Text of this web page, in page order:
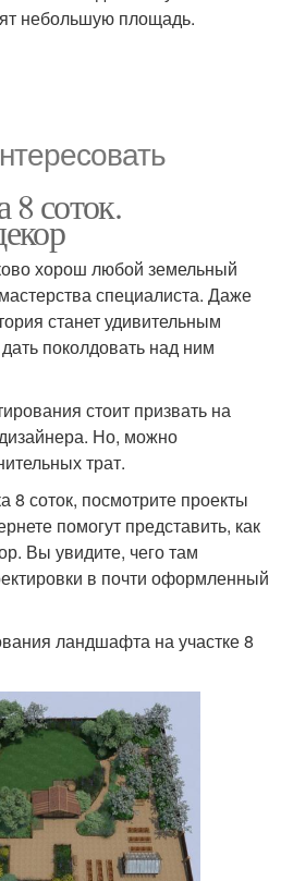
небольшую площадь.
8 соток.
хорош любой земельный
специалиста. Даже
станет удивительным
поколдовать над ним
стоит призвать на
Но, можно
трат.
8 соток, посмотрите проекты
помогут представить, как
Вы увидите, чего там
в почти оформленный
ландшафта на участке 8